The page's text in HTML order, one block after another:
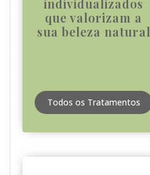
individualizados
que valorizam a
sua beleza natural
Todos os Tratamentos